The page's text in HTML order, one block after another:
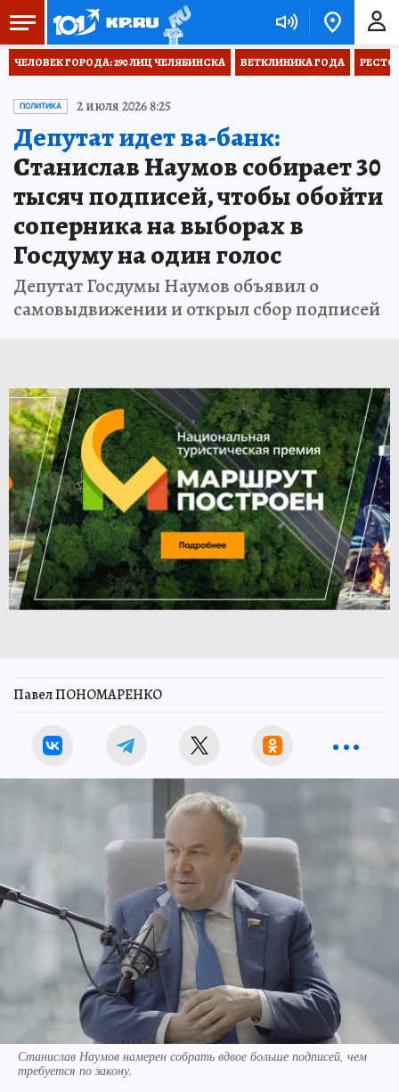
ЧЕЛОВЕК ГОРОДА: 290 ЛИЦ ЧЕЛЯБИНСКА ВЕТКЛИНИКА ГОДА
ПОЛИТИКА 2 июля 2026 8:25
Депутат идет ва-банк:
Станислав Наумов собирает 30
тысяч подписей, чтобы обойти
соперника на выборах в
Госдуму на один голос
Депутат Госдумы Наумов объявил о
самовыдвижении и открыл сбор подписей
Павел ПОНОМАРЕНКО
Станислав Наумов намерен собрать вдвое больше подписей, чем
требуется по закону.